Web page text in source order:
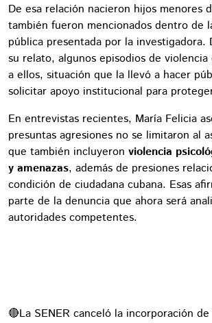
De esa relación nacieron hijos menores
también fueron mencionados dentro de
pública presentada por la investigadora.
su relato, algunos episodios de
a ellos, situación que la llevó a hacer
solicitar apoyo institucional para
En entrevistas recientes, María Felicia
presuntas agresiones no se limitaron al
que también incluyeron violencia
y amenazas, además de presiones
condición de ciudadana cubana. Esas
parte de la denuncia que ahora será
autoridades competentes.
🔴La SENER canceló la incorporación